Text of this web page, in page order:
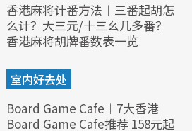
香港麻将计番方法︱三番起胡怎
么计？大三元/十三幺几多番？
香港麻将胡牌番数表一览
室内好去处
Board Game Cafe︱7大香港
Board Game Cafe推荐 158元起